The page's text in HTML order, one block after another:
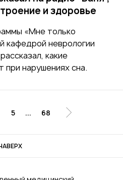
и здоровье
«Мне только
кафедрой неврологии
какие
при нарушениях сна.
5 ... 68